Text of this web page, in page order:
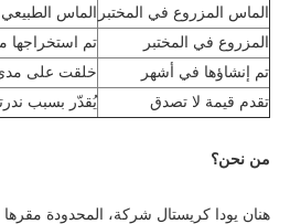
الماس المزروع في المختبر الماس الطبيعي
المزروع في المختبر
تم استخراجها
تم إنشاؤها في أشهر
خلقت على مدى
تقدم قيمة لا تصدق
يُقدّر بسبب
من نحن؟